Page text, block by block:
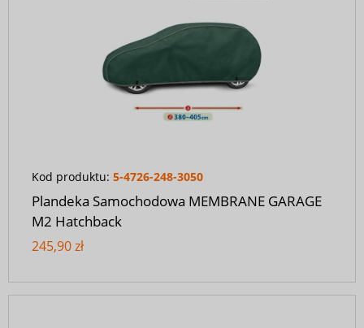
Kod produktu: 5-4726-248-3050
Plandeka Samochodowa MEMBRANE GARAGE
M2 Hatchback
245,90 zł